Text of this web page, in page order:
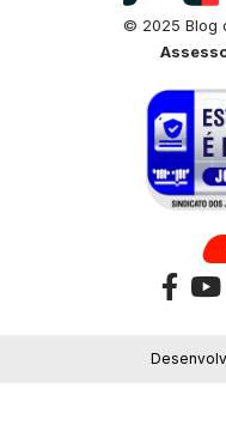
© 2025 Blog